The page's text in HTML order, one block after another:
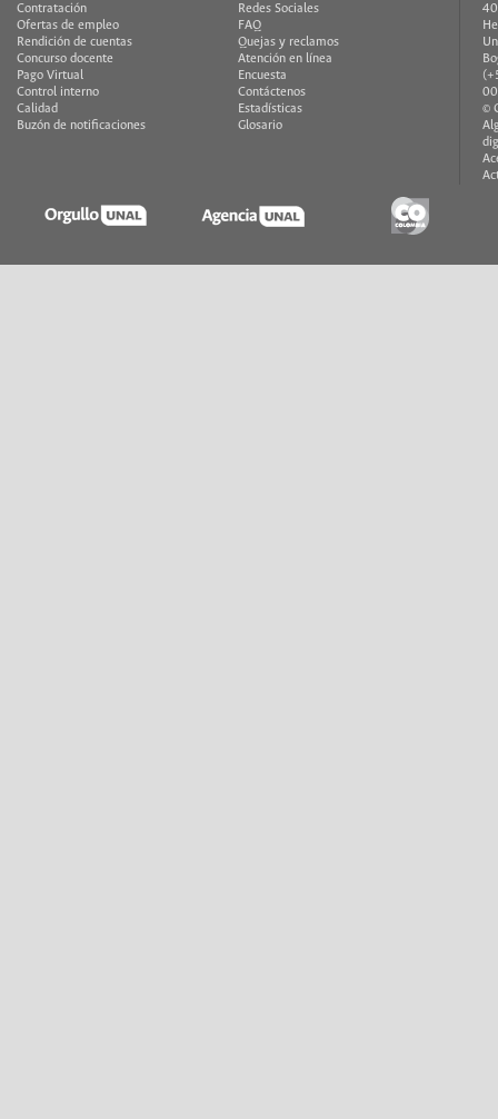
Contratación
Ofertas de empleo
Rendición de cuentas
Concurso docente
Pago Virtual
Control interno
Calidad
Buzón de notificaciones
Redes Sociales
FAQ
Quejas y reclamos
Atención en línea
Encuesta
Contáctenos
Estadísticas
Glosario
©